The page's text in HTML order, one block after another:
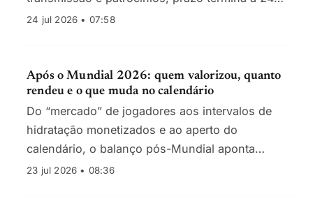
de agosto de 2026.
24 jul 2026 • 07:58
Após o Mundial 2026: quem valorizou, quanto
rendeu e o que muda no calendário
Do “mercado” de jogadores aos intervalos de
hidratação monetizados e ao aperto do
calendário, o balanço pós-Mundial aponta
impactos diretos nas finanças e na estratégia
23 jul 2026 • 08:36